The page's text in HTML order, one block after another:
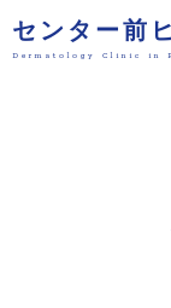
センター前
Dermatology Clinic in